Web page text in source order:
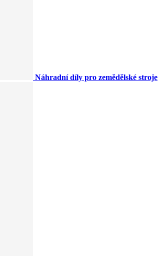
Náhradní díly pro zemědělské stroje